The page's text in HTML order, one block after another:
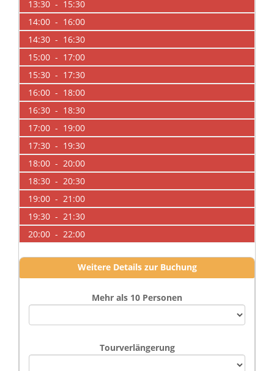
13:30 - 15:30
14:00 - 16:00
14:30 - 16:30
15:00 - 17:00
15:30 - 17:30
16:00 - 18:00
16:30 - 18:30
17:00 - 19:00
17:30 - 19:30
18:00 - 20:00
18:30 - 20:30
19:00 - 21:00
19:30 - 21:30
20:00 - 22:00
Weitere Details zur Buchung
Mehr als 10 Personen
Tourverlängerung